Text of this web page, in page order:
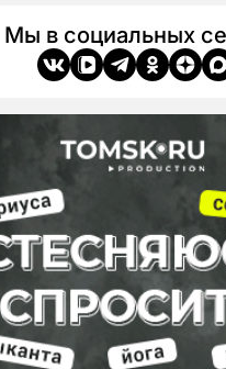
Мы в социальных